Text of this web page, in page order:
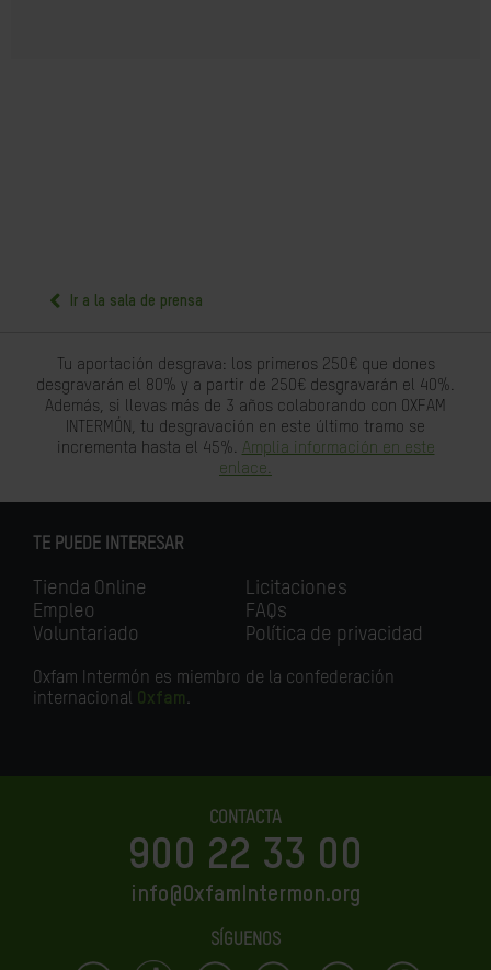
Ir a la sala de prensa
Tu aportación desgrava: los primeros 250€ que dones
desgravarán el 80% y a partir de 250€ desgravarán el 40%.
Además, si llevas más de 3 años colaborando con OXFAM
INTERMÓN, tu desgravación en este último tramo se
incrementa hasta el 45%. Amplia información en este
enlace.
TE PUEDE INTERESAR
Tienda Online
Empleo
Voluntariado
Licitaciones
FAQs
Política de privacidad
Oxfam Intermón es miembro de la confederación
internacional Oxfam.
CONTACTA
900 22 33 00
info@OxfamIntermon.org
SÍGUENOS